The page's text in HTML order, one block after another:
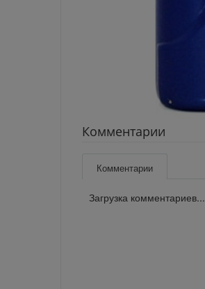
Комментарии
Комментарии
Загрузка комментариев...